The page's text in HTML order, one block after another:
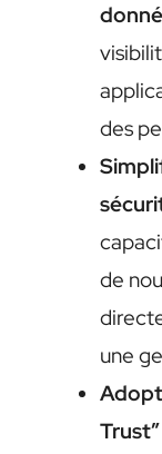
des
de
une